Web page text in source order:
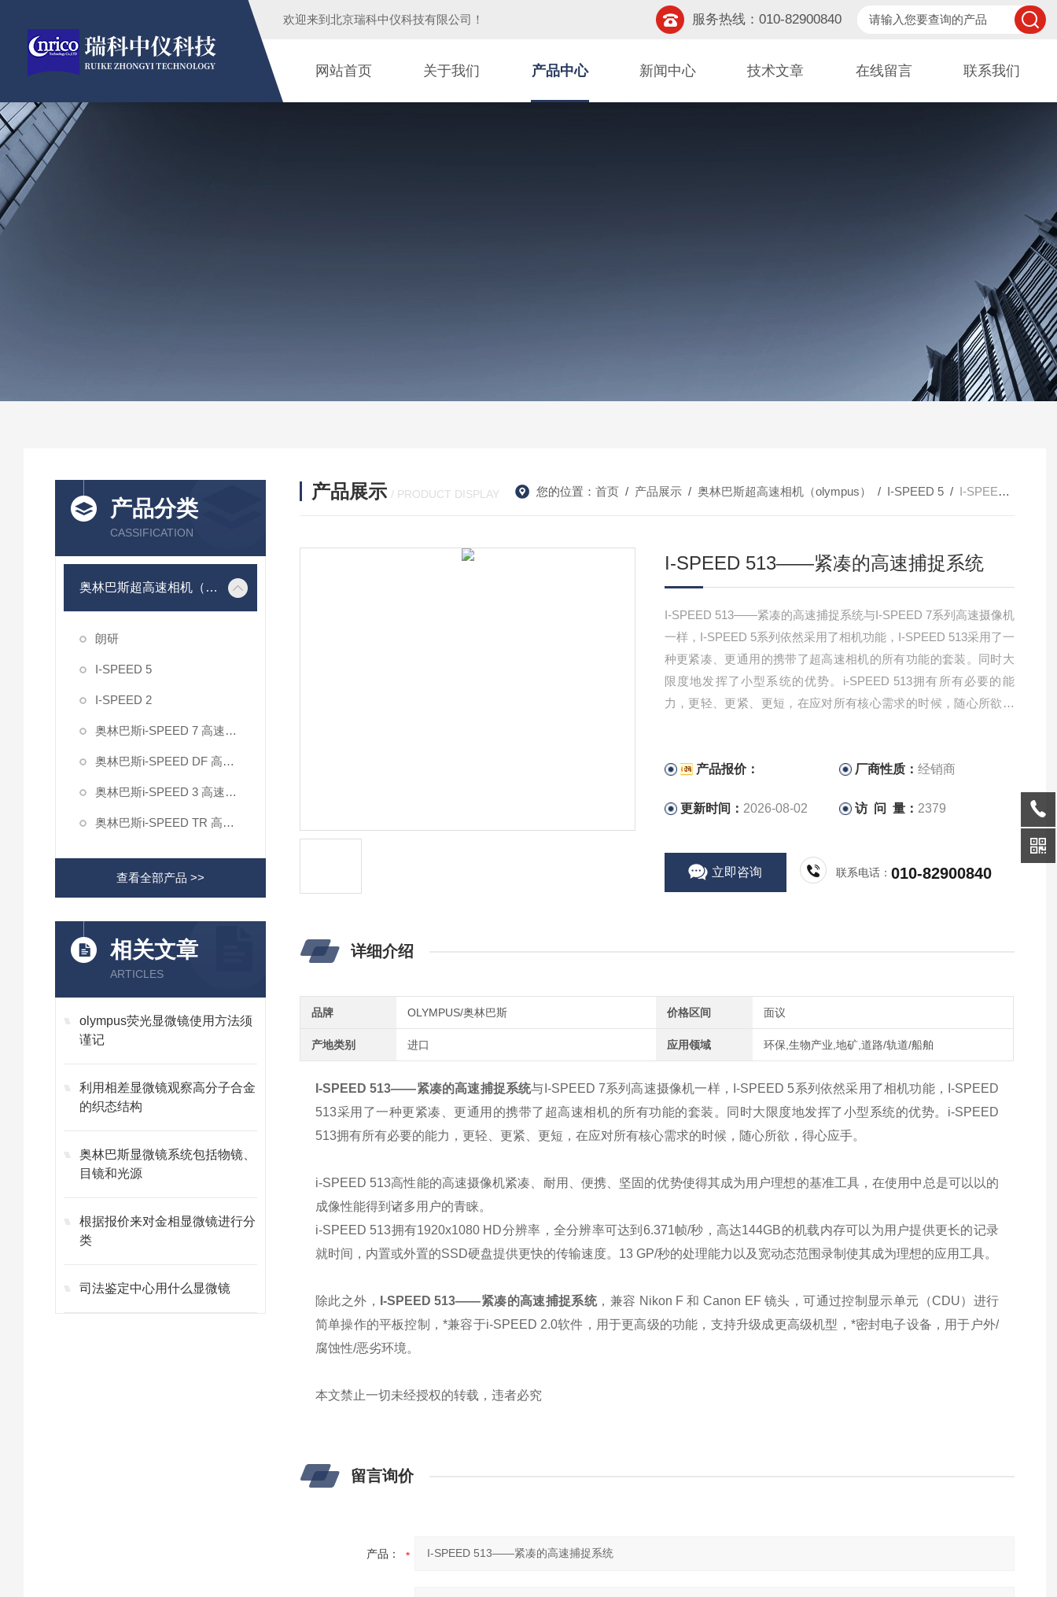
欢迎来到 北京瑞科中仪科技有限公司 ！ 服务热线：010-82900840
网站首页 关于我们 产品中心 新闻中心 技术文章 在线留言 联系我们
产品分类
CASSIFICATION
奥林巴斯超高速相机（olympus）
朗研
I-SPEED 5
I-SPEED 2
奥林巴斯i-SPEED 7 高速摄像机
奥林巴斯i-SPEED DF 高速摄像机
奥林巴斯i-SPEED 3 高速摄像机
奥林巴斯i-SPEED TR 高速摄像机
查看全部产品 >>
相关文章
ARTICLES
olympus荧光显微镜使用方法须
谨记
利用相差显微镜观察高分子合金
的织态结构
奥林巴斯显微镜系统包括物镜、
目镜和光源
根据报价来对金相显微镜进行分
类
司法鉴定中心用什么显微镜
产品展示 / PRODUCT DISPLAY 您的位置： 首页/ 产品展示/ 奥林巴斯超高速相机（olympus） / I-SPEED 5/ I-SPEED 513——紧凑的高速捕捉系统
I-SPEED 513——紧凑的高速捕捉系统
I-SPEED 513——紧凑的高速捕捉系统与I-SPEED 7系列高速摄像机
一样，I-SPEED 5系列依然采用了相机功能，I-SPEED 513采用了一
种更紧凑、更通用的携带了超高速相机的所有功能的套装。同时大
限度地发挥了小型系统的优势。i-SPEED 513拥有所有必要的能
力，更轻、更紧、更短，在应对所有核心需求的时候，随心所欲，
产品报价： 厂商性质：经销商
更新时间： 2026-08-02 访 问 量： 2379
立即咨询 联系电话：010-82900840
详细介绍
品牌 OLYMPUS/奥林巴斯 价格区间 面议
产地类别 进口 应用领域 环保,生物产业,地矿,道路/轨道/船舶
I-SPEED 513——紧凑的高速捕捉系统与 -SPEED 7系列高速摄像机一样， I-SPEED 5系列依然采用了相机功能， I-SPEED
513采用了一种更紧凑、更通用的携带了超高速相机的所有功能的套装。同时大限度地发挥了小型系统的优势。 i-SPEED
513拥有所有必要的能力 ，更轻、更紧、更短 ，在应对所有核心需求的时候，随心所欲，得心应手。
i-SPEED 513高性能的高速摄像机紧凑、耐用、便携、坚固的优势使得其成为用户理想的基准工具，在使用中总是可以以的
成像性能得到诸多用户的青睐。
i-SPEED 513拥有1920x1080 HD分辨率，全分辨率可达到6.371帧/秒，高达144GB的机载内存可以为用户提供更长的记录
就时间，内置或外置的SSD硬盘提供更快的传输速度。 13 GP/秒的处理能力 以及宽动态范围录制使其成为理想的应用工具。
除此之外， I-SPEED 513——紧凑的高速捕捉系统， 兼容 Nikon F 和 Canon EF 镜头 ，可通过控制显示单元（CDU）进行
简单操作的平板控制
，*兼容于i-SPEED 2.0软件，用于更高级的功能 ， 支持升级成更高级机型 ， *密封电子设备，用于户外/
腐蚀性/恶劣环境。
本文禁止一切未经授权的转载，违者必究
留言询价
产品：